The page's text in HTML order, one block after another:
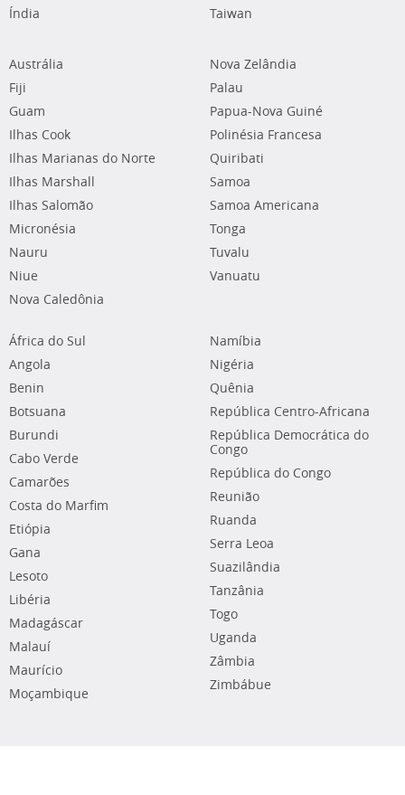
Índia
Taiwan
Austrália
Fiji
Guam
Ilhas Cook
Ilhas Marianas do Norte
Ilhas Marshall
Ilhas Salomão
Micronésia
Nauru
Niue
Nova Caledônia
Nova Zelândia
Palau
Papua-Nova Guiné
Polinésia Francesa
Quiribati
Samoa
Samoa Americana
Tonga
Tuvalu
Vanuatu
África do Sul
Angola
Benin
Botsuana
Burundi
Cabo Verde
Camarões
Costa do Marfim
Etiópia
Gana
Lesoto
Libéria
Madagáscar
Malauí
Maurício
Moçambique
Namíbia
Nigéria
Quênia
República Centro-Africana
República Democrática do
Congo
República do Congo
Reunião
Ruanda
Serra Leoa
Suazilândia
Tanzânia
Togo
Uganda
Zâmbia
Zimbábue